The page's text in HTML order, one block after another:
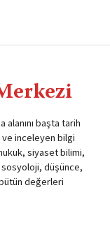
alanını başta tarih
inceleyen bilgi
siyaset bilimi,
düşünce,
değerleri